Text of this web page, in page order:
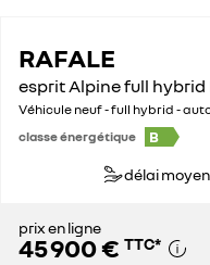
RAFALE
esprit Alpine full hybrid
Véhicule neuf - full hybrid -
classe énergétique
B
délai
prix en ligne
45 900 € TTC*